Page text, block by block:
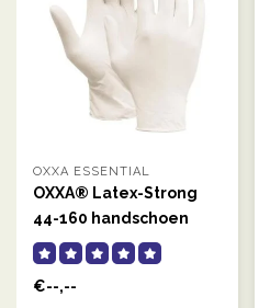
OXXA ESSENTIAL
OXXA® Latex-Strong
44-160 handschoen
€--,--